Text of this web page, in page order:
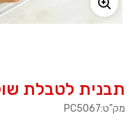
תבנית לטבלת
מק"ט:PC5067